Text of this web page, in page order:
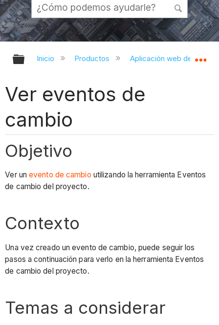
Expandir/contraer jerarquía global
Inicio Productos Aplicación web de
Ver eventos de
cambio
Objetivo
Ver unevento de cambio utilizando la herramienta Eventos
de cambio del proyecto.
Contexto
Una vez creado un evento de cambio, puede seguir los
pasos a continuación para verlo en la herramienta Eventos
de cambio del proyecto.
Temas a considerar